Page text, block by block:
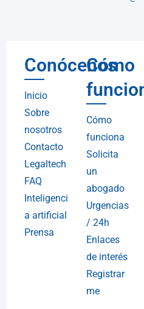
Conócenos
Inicio
Sobre
nosotros
Contacto
Legaltech
FAQ
Inteligenci
a artificial
Prensa
Cómo
Cómo
funciona
Solicita
un
abogado
Urgencias
/ 24h
Enlaces
de interés
Registrar
me